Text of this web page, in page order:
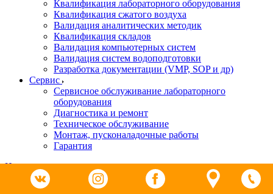
Квалификация лабораторного оборудования
Квалификация сжатого воздуха
Валидация аналитических методик
Квалификация складов
Валидация компьютерных систем
Валидация систем водоподготовки
Разработка документации (VMP, SOP и др)
Cервис
Сервисное обслуживание лабораторного
оборудования
Диагностика и ремонт
Техническое обслуживание
Монтаж, пусконаладочные работы
Гарантия
Новости
НОЦ «АВТЕХ»